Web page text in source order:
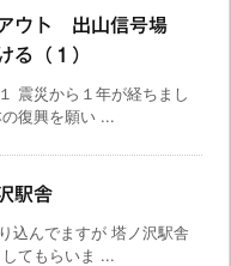
ウト 出山信号場
る（１）
震災から１年が経ちまし
復興を願い ...
駅舎
込んでますが 塔ノ沢駅舎
てもらいま ...